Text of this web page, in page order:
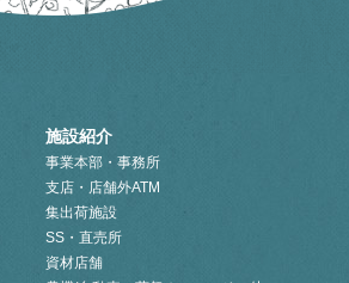
施設紹介
事業本部・事務所
支店・店舗外ATM
集出荷施設
SS・直売所
資材店舗